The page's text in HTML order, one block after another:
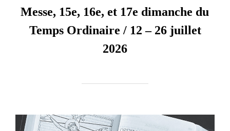
Messe, 15e, 16e, et 17e dimanche du
Temps Ordinaire / 12 – 26 juillet
2026